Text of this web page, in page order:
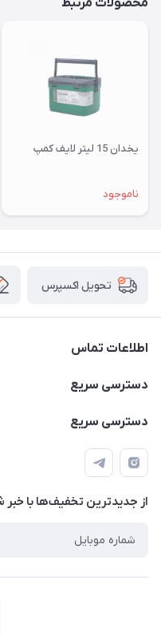
محصولات مرتبط
یخدان 15 لیتر لایف کمپ
ناموجود
تحویل اکسپرس
اطلاعات تماس
۰۹۳۵۶۰۴۰۳۶۵
سیمای ورزش
دسترسی سریع
اسکیت فلایینگ ایگل
اسکیت دخترانه
دسترسی سریع
اسکوتر برقی دخترانه
اسکیت روسز
اسکوتر
از جدید‌ترین تخفیف‌ها با‌ خبر